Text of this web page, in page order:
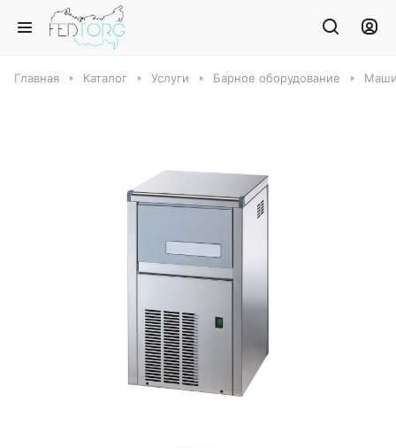
Главная Каталог Услуги Барное оборудование